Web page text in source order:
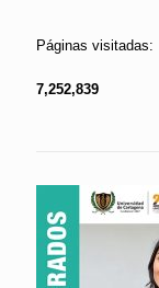
Páginas visitadas:
7,252,839